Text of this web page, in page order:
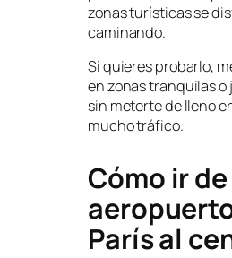
zonas turísticas se
caminando.
Si quieres probarlo,
en zonas tranquilas o
sin meterte de lleno
mucho tráfico.
Cómo ir
París al